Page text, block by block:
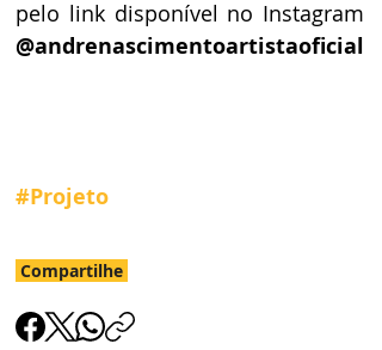
@andrenascimentoartistaoficial
#Projeto
Compartilhe